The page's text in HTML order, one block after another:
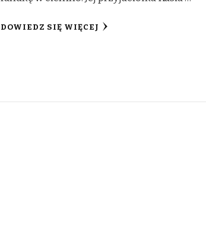
DOWIEDZ SIĘ WIĘCEJ